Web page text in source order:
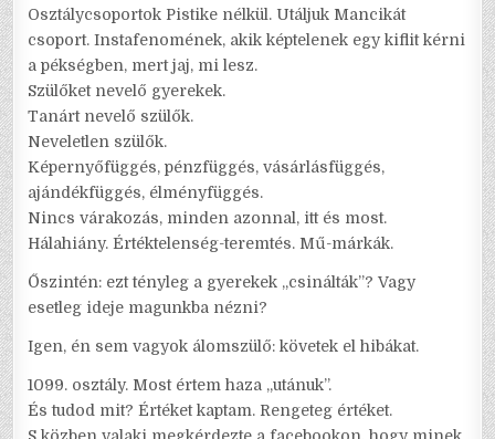
Osztálycsoportok Pistike nélkül. Utáljuk Mancikát
csoport. Instafenomének, akik képtelenek egy kiflit kérni
a pékségben, mert jaj, mi lesz.
Szülőket nevelő gyerekek.
Tanárt nevelő szülők.
Neveletlen szülők.
Képernyőfüggés, pénzfüggés, vásárlásfüggés,
ajándékfüggés, élményfüggés.
Nincs várakozás, minden azonnal, itt és most.
Hálahiány. Értéktelenség-teremtés. Mű-márkák.
Őszintén: ezt tényleg a gyerekek „csinálták”? Vagy
esetleg ideje magunkba nézni?
Igen, én sem vagyok álomszülő: követek el hibákat.
1099. osztály. Most értem haza „utánuk”.
És tudod mit? Értéket kaptam. Rengeteg értéket.